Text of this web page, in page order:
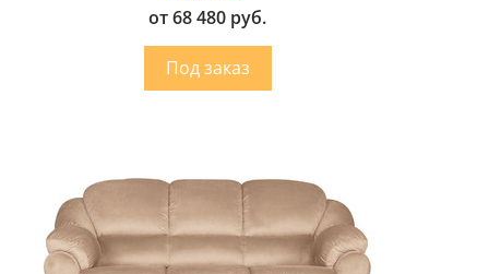
от 68 480 руб.